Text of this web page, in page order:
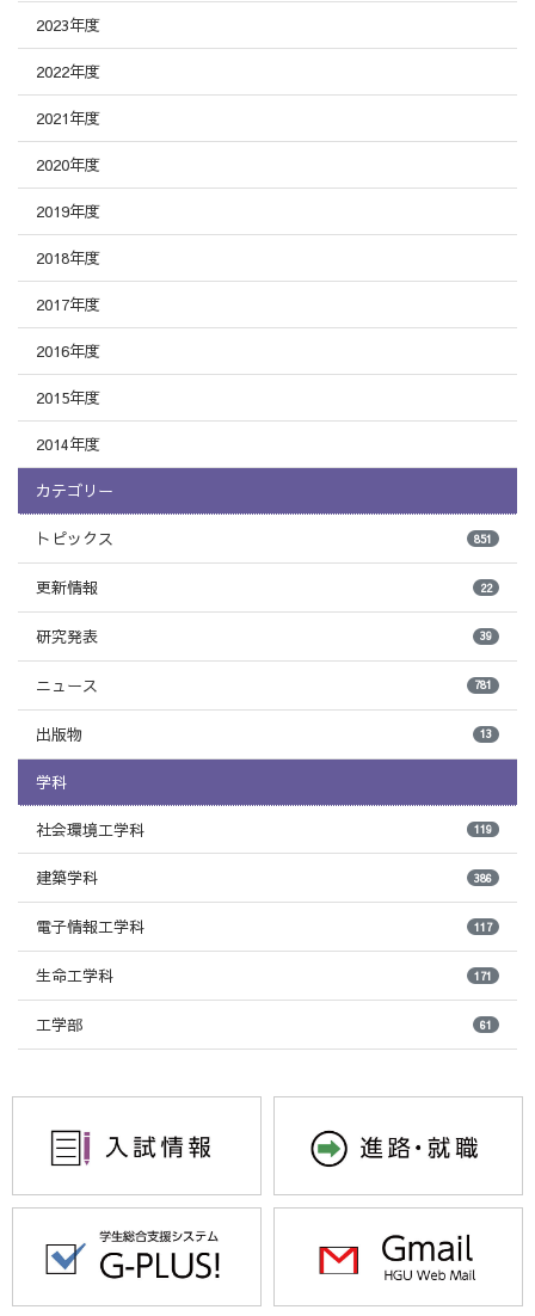
2023年度
2022年度
2021年度
2020年度
2019年度
2018年度
2017年度
2016年度
2015年度
2014年度
カテゴリー
トピックス 851
更新情報 22
研究発表 39
ニュース 781
出版物 13
学科
社会環境工学科 119
建築学科 386
電子情報工学科 117
生命工学科 171
工学部 61